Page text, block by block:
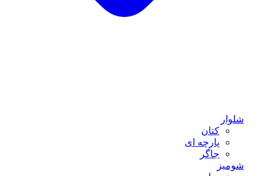
شلوار
کتان
پارچه ای
جاگر
شومیز